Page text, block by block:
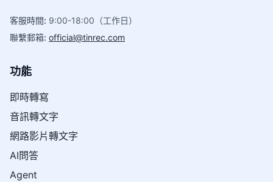
客服時間: 9:00-18:00（工作日）
聯繫郵箱: official@tinrec.com
功能
即時轉寫
音訊轉文字
網路影片轉文字
AI問答
Agent